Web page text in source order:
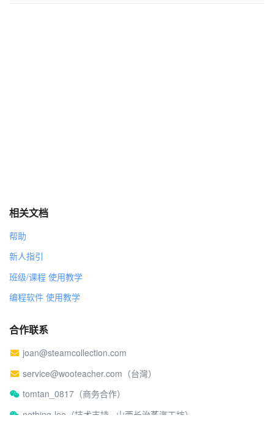
相关文档
帮助
新人指引
班级/课程 使用教学
编程软件 使用教学
合作联系
joan@steamcollection.com
service@wooteacher.com（台灣）
tomtan_0817（商务合作）
nothing-lee（技术支持 · 山西长治蒸汽工坊）